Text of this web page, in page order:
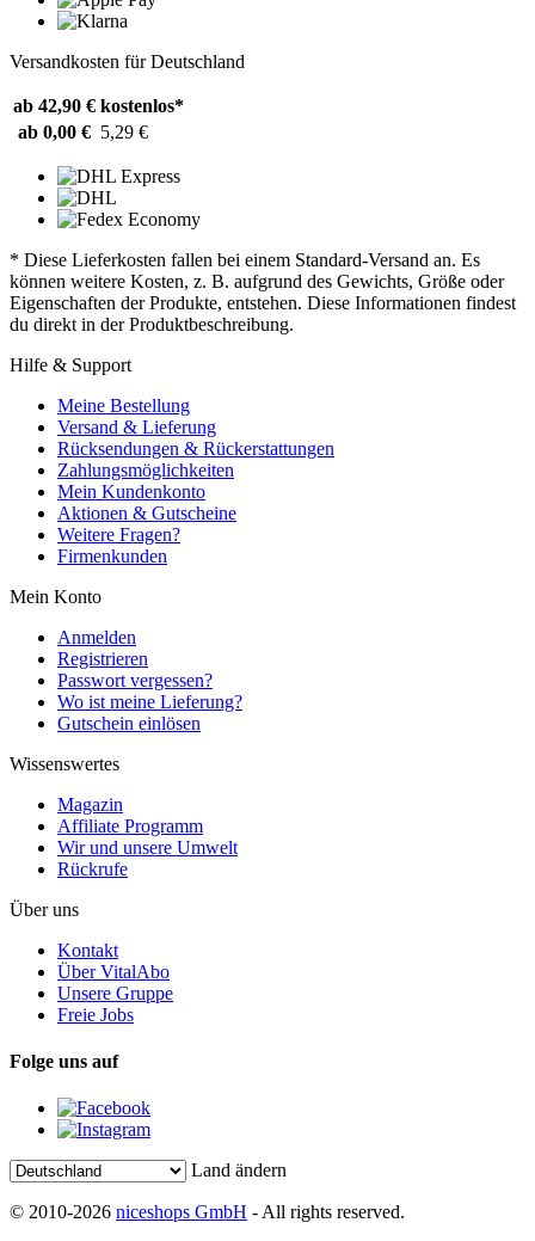
Versandkosten für Deutschland
ab 42,90 € kostenlos*
ab 0,00 € 5,29 €
* Diese Lieferkosten fallen bei einem Standard-Versand an. Es
können weitere Kosten, z. B. aufgrund des Gewichts, Größe oder
Eigenschaften der Produkte, entstehen. Diese Informationen findest
du direkt in der Produktbeschreibung.
Hilfe & Support
Meine Bestellung
Versand & Lieferung
Rücksendungen & Rückerstattungen
Zahlungsmöglichkeiten
Mein Kundenkonto
Aktionen & Gutscheine
Weitere Fragen?
Firmenkunden
Mein Konto
Anmelden
Registrieren
Passwort vergessen?
Wo ist meine Lieferung?
Gutschein einlösen
Wissenswertes
Magazin
Affiliate Programm
Wir und unsere Umwelt
Rückrufe
Über uns
Kontakt
Über VitalAbo
Unsere Gruppe
Freie Jobs
Folge uns auf
Land ändern
© 2010-2026 niceshops GmbH - All rights reserved.